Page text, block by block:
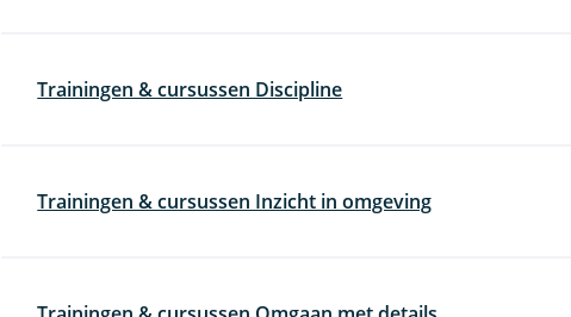
Trainingen & cursussen Discipline
Trainingen & cursussen Inzicht in omgeving